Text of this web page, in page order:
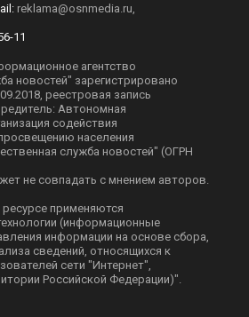
reklama@osnmedia.ru
11
агентство
новостей" зарегистрировано
реестровая запись
Автономная
содействия
населения
служба новостей" (ОГРН
не совпадать с мнением авторов.
применяются
(информационные
информации на основе сбора,
сведений, относящихся к
сети "Интернет",
Российской Федерации)".